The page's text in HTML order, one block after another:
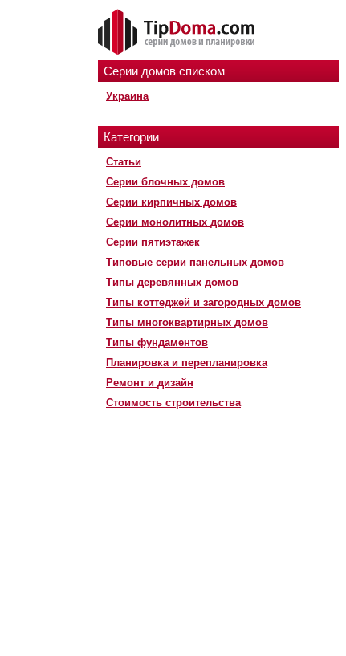
Серии домов списком
Украина
Категории
Статьи
Серии блочных домов
Серии кирпичных домов
Серии монолитных домов
Серии пятиэтажек
Типовые серии панельных домов
Типы деревянных домов
Типы коттеджей и загородных домов
Типы многоквартирных домов
Типы фундаментов
Планировка и перепланировка
Ремонт и дизайн
Стоимость строительства